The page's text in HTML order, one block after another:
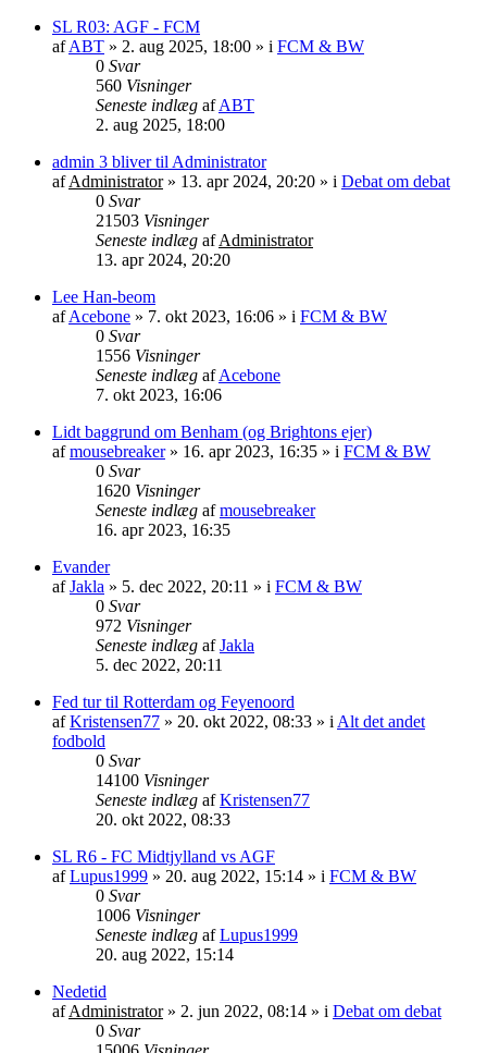
SL R03: AGF - FCM
afABT » 2. aug 2025, 18:00 » i FCM & BW
0 Svar
560 Visninger
Seneste indlæg afABT
2. aug 2025, 18:00
admin 3 bliver til Administrator
afAdministrator» 13. apr 2024, 20:20 » i Debat om debat
0 Svar
21503 Visninger
Seneste indlæg afAdministrator
13. apr 2024, 20:20
Lee Han-beom
afAcebone » 7. okt 2023, 16:06 » i FCM & BW
0 Svar
1556 Visninger
Seneste indlæg afAcebone
7. okt 2023, 16:06
Lidt baggrund om Benham (og Brightons ejer)
afmousebreaker» 16. apr 2023, 16:35 » i FCM & BW
0 Svar
1620 Visninger
Seneste indlæg afmousebreaker
16. apr 2023, 16:35
Evander
afJakla » 5. dec 2022, 20:11 » i FCM & BW
0 Svar
972 Visninger
Seneste indlæg afJakla
5. dec 2022, 20:11
Fed tur til Rotterdam og Feyenoord
afKristensen77 » 20. okt 2022, 08:33 » i Alt det andet
fodbold
0 Svar
14100 Visninger
Seneste indlæg afKristensen77
20. okt 2022, 08:33
SL R6 - FC Midtjylland vs AGF
afLupus1999 » 20. aug 2022, 15:14 » i FCM & BW
0 Svar
1006 Visninger
Seneste indlæg afLupus1999
20. aug 2022, 15:14
Nedetid
afAdministrator» 2. jun 2022, 08:14 » i Debat om debat
0 Svar